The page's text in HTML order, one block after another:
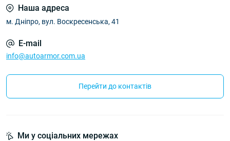
Наша адреса
м. Дніпро, вул. Воскресенська, 41
E-mail
info@autoarmor.com.ua
Перейти до контактів
Ми у соціальних мережах